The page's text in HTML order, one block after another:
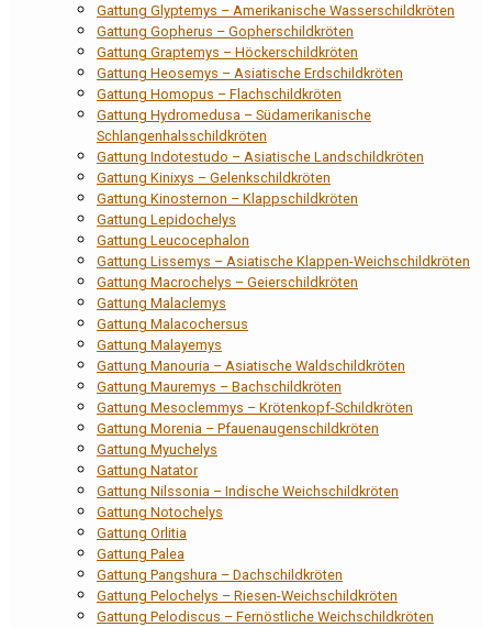
Gattung Glyptemys – Amerikanische Wasserschildkröten
Gattung Gopherus – Gopherschildkröten
Gattung Graptemys – Höckerschildkröten
Gattung Heosemys – Asiatische Erdschildkröten
Gattung Homopus – Flachschildkröten
Gattung Hydromedusa – Südamerikanische
Schlangenhalsschildkröten
Gattung Indotestudo – Asiatische Landschildkröten
Gattung Kinixys – Gelenkschildkröten
Gattung Kinosternon – Klappschildkröten
Gattung Lepidochelys
Gattung Leucocephalon
Gattung Lissemys – Asiatische Klappen-Weichschildkröten
Gattung Macrochelys – Geierschildkröten
Gattung Malaclemys
Gattung Malacochersus
Gattung Malayemys
Gattung Manouria – Asiatische Waldschildkröten
Gattung Mauremys – Bachschildkröten
Gattung Mesoclemmys – Krötenkopf-Schildkröten
Gattung Morenia – Pfauenaugenschildkröten
Gattung Myuchelys
Gattung Natator
Gattung Nilssonia – Indische Weichschildkröten
Gattung Notochelys
Gattung Orlitia
Gattung Palea
Gattung Pangshura – Dachschildkröten
Gattung Pelochelys – Riesen-Weichschildkröten
Gattung Pelodiscus – Fernöstliche Weichschildkröten